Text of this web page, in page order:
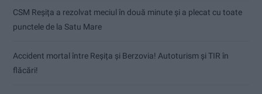
CSM Reșița a rezolvat meciul în două minute și a plecat cu toate
punctele de la Satu Mare
Accident mortal între Reșița și Berzovia! Autoturism și TIR în
flăcări!